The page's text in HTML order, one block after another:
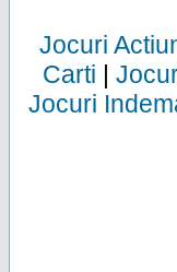
Jocuri
Carti |
Jocuri